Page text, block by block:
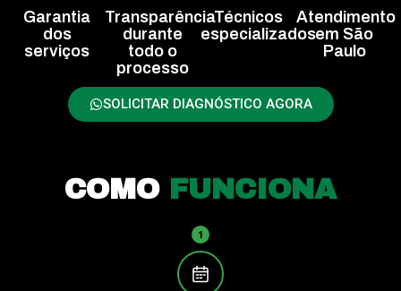
Garantia
dos
serviços
Transparência
durante
todo o
processo
Técnicos
especializados
Atendimento
em São
Paulo
SOLICITAR DIAGNÓSTICO AGORA
COMO FUNCIONA
1